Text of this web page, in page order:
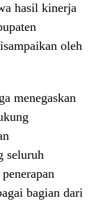
hasil kinerja
oleh
menegaskan
seluruh
bagian dari